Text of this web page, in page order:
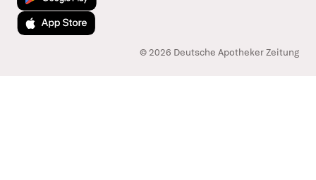
Laden im App Store
© 2026 Deutsche Apotheker Zeitung